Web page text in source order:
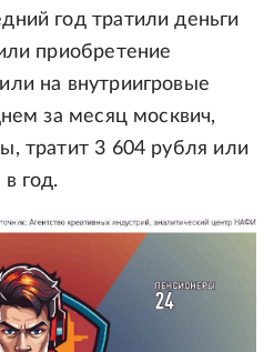
год тратили деньги
приобретение
на внутриигровые
за месяц москвич,
тратит 3 604 рубля или
год.